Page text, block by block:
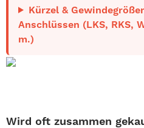
Kürzel &
Anschlüssen (LKS, RKS,
m.)
Wird oft zusammen